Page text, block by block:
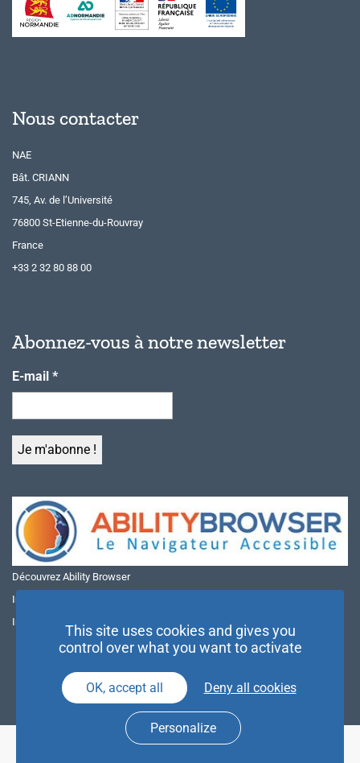
Nous contacter
NAE
Bât. CRIANN
745, Av. de l’Université
76800 St-Etienne-du-Rouvray
France
+33 2 32 80 88 00
Abonnez-vous à notre newsletter
E-mail *
Découvrez Ability Browser
Installer Ability Browser sur Windows
Installer Ability Browser sur Mac
Mentions légales|Politique de confidentialité
This site uses cookies and gives you
control over what you want to activate
OK, accept all Deny all cookies
Personalize